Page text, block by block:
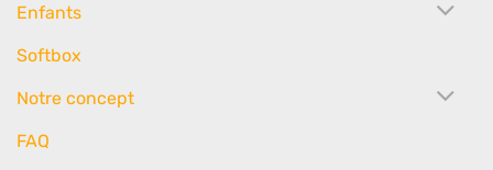
Enfants
Softbox
Notre concept
FAQ